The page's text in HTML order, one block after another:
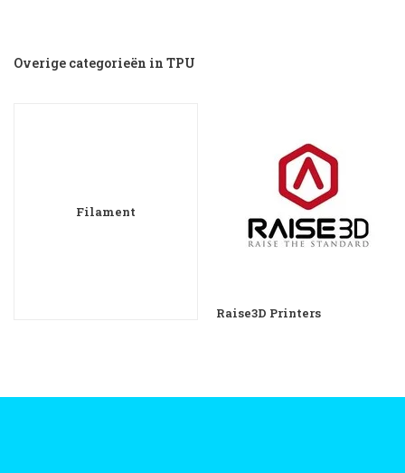
Overige categorieën in TPU
Filament
Raise3D Printers